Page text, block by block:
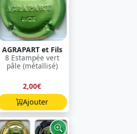
AGRAPART et Fils
8 Estampée vert
pâle (métallisé)
2,00€
Ajouter